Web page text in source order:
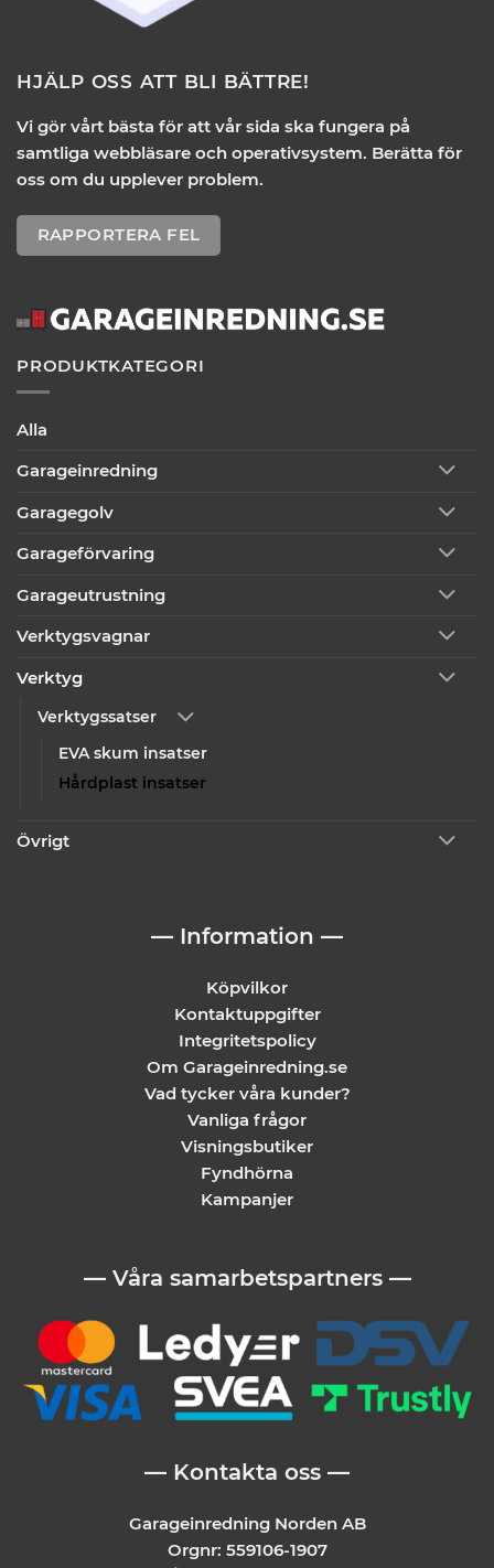
HJÄLP OSS ATT BLI BÄTTRE!
Vi gör vårt bästa för att vår sida ska fungera på
samtliga webbläsare och operativsystem. Berätta för
oss om du upplever problem.
RAPPORTERA FEL
PRODUKTKATEGORI
Alla
Garageinredning
Garagegolv
Garageförvaring
Garageutrustning
Verktygsvagnar
Verktyg
Verktygssatser
EVA skum insatser
Hårdplast insatser
Övrigt
— Information —
Köpvilkor
Kontaktuppgifter
Integritetspolicy
Om Garageinredning.se
Vad tycker våra kunder?
Vanliga frågor
Visningsbutiker
Fyndhörna
Kampanjer
— Våra samarbetspartners —
— Kontakta oss —
Garageinredning Norden AB
Orgnr: 559106-1907